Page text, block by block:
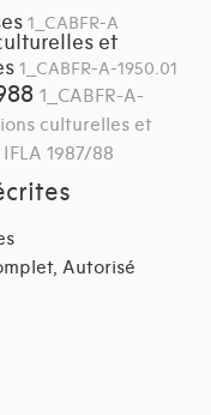
1_CABFR-A
et
1_CABFR-A-1950.01
1_CABFR-A-
culturelles et
1987/88
Autorisé